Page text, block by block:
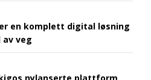
en komplett digital løsning
veg
nylanserte plattform